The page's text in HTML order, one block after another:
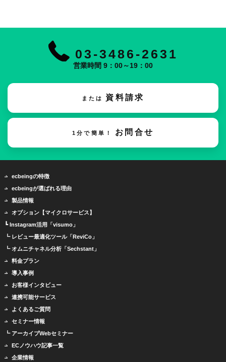
03-3486-2631
営業時間 9：00～19：00
または 資料請求
1分で簡単！ お問合せ
ecbeingの特徴
ecbeingが選ばれる理由
製品情報
オプション【マイクロサービス】
┗ Instagram活用「visumo」
┗ レビュー最適化ツール「ReviCo」
┗ オムニチャネル分析「Sechstant」
料金プラン
導入事例
お客様インタビュー
連携可能サービス
よくあるご質問
セミナー情報
┗ アーカイブWebセミナー
ECノウハウ記事一覧
企業情報